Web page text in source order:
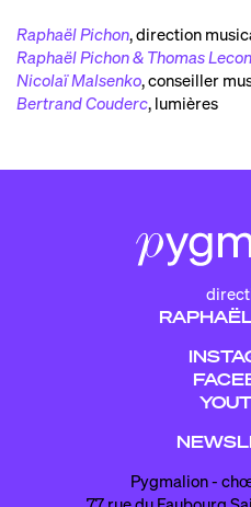
Raphaël Pichon,direction
Raphaël Pichon & Thomas
Nicolaï Malsenko,conseiller
Bertrand Couderc, lumières
Pygmalion -